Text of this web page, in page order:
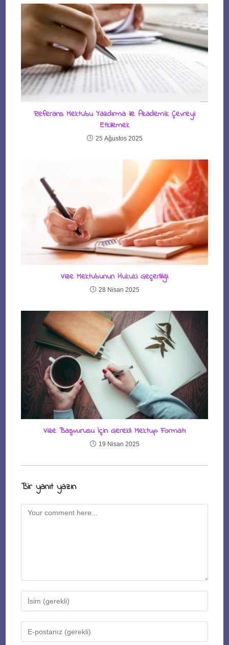
Referans Mektubu Yazdırma ile Akademik Çevreyi
Etkilemek
25 Ağustos 2025
Vize Mektubunun Hukuki Geçerliliği
28 Nisan 2025
Vize Başvurusu İçin Gerekli Mektup Formatı
19 Nisan 2025
Bir yanıt yazın
Comment
Enter
your
name
Enter
your